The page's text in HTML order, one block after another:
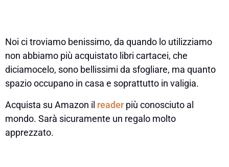
Noi ci troviamo benissimo, da quando lo utilizziamo
non abbiamo più acquistato libri cartacei, che
diciamocelo, sono bellissimi da sfogliare, ma quanto
spazio occupano in casa e soprattutto in valigia.
Acquista su Amazon il readerpiù conosciuto al
mondo. Sarà sicuramente un regalo molto
apprezzato.